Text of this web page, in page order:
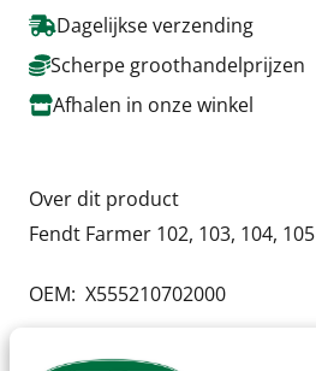
Dagelijkse verzending
Scherpe groothandelprijzen
Afhalen in onze winkel
Over dit product
Fendt Farmer 102, 103, 104, 105
OEM: X555210702000